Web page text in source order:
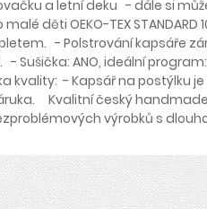
a letní deku - dále si
děti OEKO-TEX STANDARD
- Polstrování kapsáře
ANO, ideální
- Kapsář na postýlku
Kvalitní český
výrobků s